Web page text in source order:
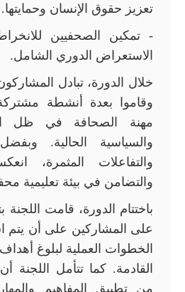
تعزيز حقوق الإنسان وحمايتها.
- تمكين الصحفيين
الاستعراض الدوري الشامل.
خلال الدورة، تبادل
وقاموا بعدة أنشطة
مهنة الصحافة في ظل
والسياسية الحالية.
والتفاعلات المثمرة،
والتضامن في بيئة تعليمية
باختتام الدورة، قامت اللجنة
على المشاركين على أن يتم
الخطوات العملية لبلوغ
القادمة. كما تتأمل اللجنة
من تطبيق المفاهيم